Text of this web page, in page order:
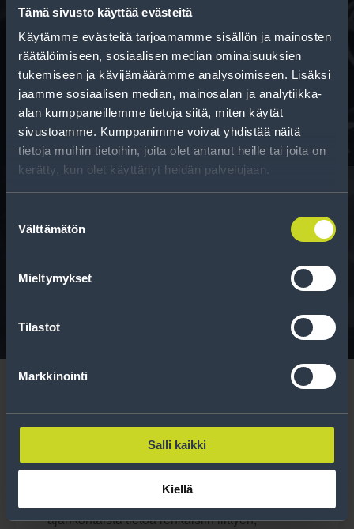
Tämä sivusto käyttää evästeitä
Käytämme evästeitä tarjoamamme sisällön ja mainosten
räätälöimiseen, sosiaalisen median ominaisuuksien
tukemiseen ja kävijämäärämme analysoimiseen. Lisäksi
jaamme sosiaalisen median, mainosalan ja analytiikka-
alan kumppaneillemme tietoja siitä, miten käytät
sivustoamme. Kumppanimme voivat yhdistää näitä
tietoja muihin tietoihin, joita olet antanut heille tai joita on
kerätty, kun olet käyttänyt heidän palvelujaan.
valinta
Välttämätön
Mieltymykset
Tilastot
Markkinointi
Salli kaikki
Kiellä
Rahoitus
Tee ostoksesi RengasCenter-tilillä. Saat
maksuaikaa renkaillesi.
Tavallisen ihmisen tietoa merkinnöistä, renkaista ja
Tilaa uutiskirje
Uutiskirjeessä saat autonomistajan
ajankohtaista tietoa renkaisiin liittyen,